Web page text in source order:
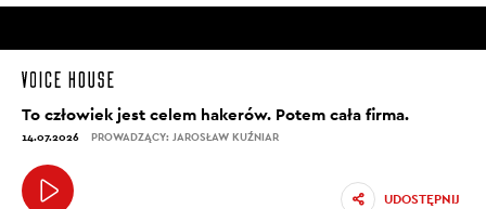
To człowiek jest celem hakerów. Potem cała firma.
14.07.2026 PROWADZĄCY: JAROSŁAW KUŹNIAR
UDOSTĘPNIJ